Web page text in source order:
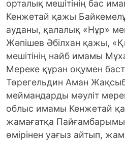
орталық мешітінің бас
Кенжетай қажы
ауданы, қалалық «Нұр»
Жәпішев Әбілхан қажы,
мешітінің найб имамы
Мереке құран оқумен
Төрегельдин Аман
меймандарды мәуліт
облыс имамы Кенжетай
жамағатқа
өмірінен уағыз айтып,